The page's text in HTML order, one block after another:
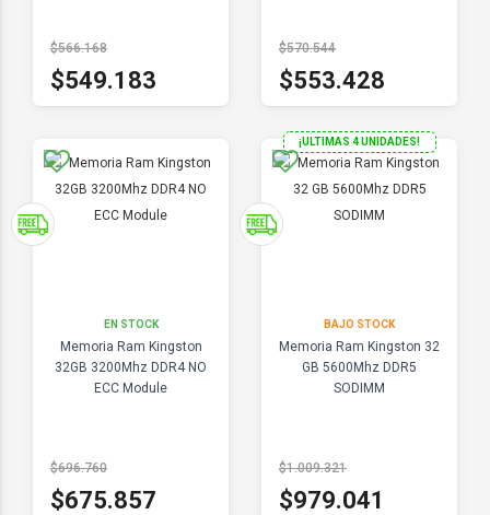
$566.168
$549.183
$570.544
$553.428
EN STOCK
Memoria Ram Kingston
32GB 3200Mhz DDR4 NO
ECC Module
$696.760
$675.857
¡ULTIMAS 4 UNIDADES!
BAJO STOCK
Memoria Ram Kingston 32
GB 5600Mhz DDR5
SODIMM
$1.009.321
$979.041